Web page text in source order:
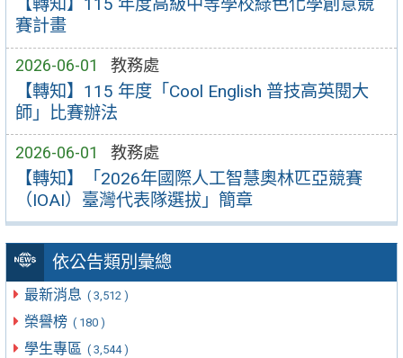
賽計畫
2026-06-01 教務處
【轉知】115 年度「Cool English 普技高英閱大
師」比賽辦法
2026-06-01 教務處
【轉知】「2026年國際人工智慧奧林匹亞競賽
（IOAI）臺灣代表隊選拔」簡章
依公告類別彙總
最新消息 ( 3,512 )
榮譽榜 ( 180 )
學生專區 ( 3,544 )